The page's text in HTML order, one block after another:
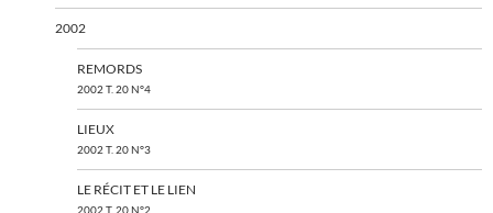
2002
REMORDS
2002 T. 20 N°4
LIEUX
2002 T. 20 N°3
LE RÉCIT ET LE LIEN
2002 T. 20 N°2